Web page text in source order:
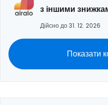
з іншими
Дійсно до 31. 12. 2026
Показати